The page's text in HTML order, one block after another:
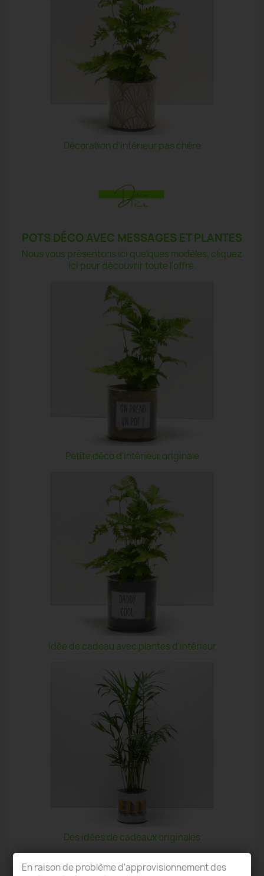
Décoration d'intérieur pas chère
POTS DÉCO AVEC MESSAGES ET PLANTES
Nous vous présentons ici quelques modèles, cliquez
ici pour découvrir toute l'offre.
Petite déco d'intérieur originale
Idée de cadeau avec plantes d'intérieur
Des idées de cadeaux originales
En raison de problème d'approvisionnement des